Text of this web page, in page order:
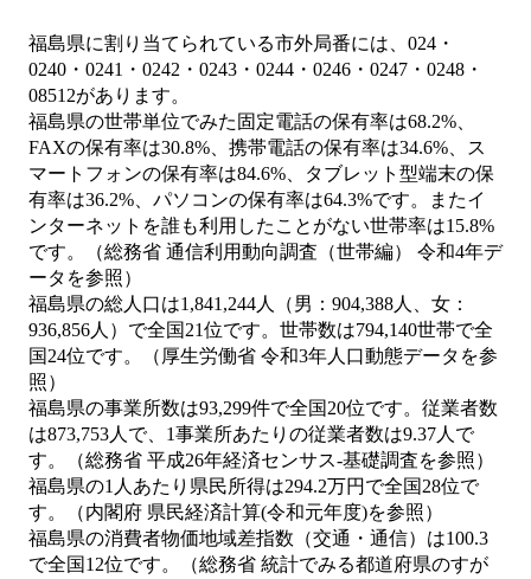
福島県に割り当てられている市外局番には、024・
0240・0241・0242・0243・0244・0246・0247・0248・
08512があります。
福島県の世帯単位でみた固定電話の保有率は68.2%、
FAXの保有率は30.8%、携帯電話の保有率は34.6%、ス
マートフォンの保有率は84.6%、タブレット型端末の保
有率は36.2%、パソコンの保有率は64.3%です。またイ
ンターネットを誰も利用したことがない世帯率は15.8%
です。（総務省 通信利用動向調査（世帯編） 令和4年デ
ータを参照）
福島県の総人口は1,841,244人（男：904,388人、女：
936,856人）で全国21位です。世帯数は794,140世帯で全
国24位です。（厚生労働省 令和3年人口動態データを参
照）
福島県の事業所数は93,299件で全国20位です。従業者数
は873,753人で、1事業所あたりの従業者数は9.37人で
す。（総務省 平成26年経済センサス‐基礎調査を参照）
福島県の1人あたり県民所得は294.2万円で全国28位で
す。（内閣府 県民経済計算(令和元年度)を参照）
福島県の消費者物価地域差指数（交通・通信）は100.3
で全国12位です。（総務省 統計でみる都道府県のすが